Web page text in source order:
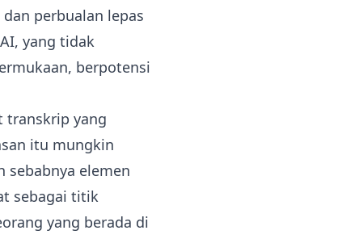
perbualan lepas
yang tidak
berpotensi
transkrip yang
itu mungkin
elemen
sebagai titik
yang berada di